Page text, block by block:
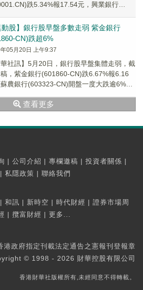
跌5.34%報17.54元，興業銀行
動股】銀行股早盤多數走弱 紫金銀行
CN)跌超6%
05月20日 上午9:37
華社訊】5月20日，銀行股早盤集體走弱，截
，紫金銀行(601860-CN)跌6.67%報6.16
農銀行(603323-CN)開盤一度大跌逾6%現
查看更多
| 公司介紹 | 專欄邀稿 | 投資者關係 |
| 私隱政策 | 聯絡我們
| 和訊 | 新時空 | 時代財經 | 證券市場周
| 攬富財經 | 更多...
港政府指定刊載法定通告之憲報刊登報章
© 1998 - 2026 財華控股有限公司
香港財華社版權所有,未經同意不得轉載。